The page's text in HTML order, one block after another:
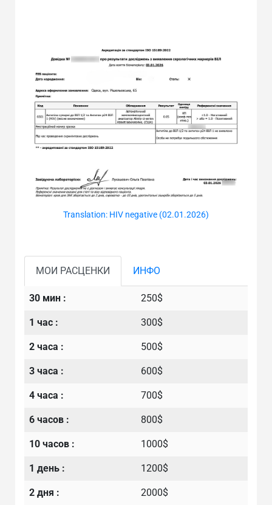
Translation: HIV negative (02.01.2026)
МОИ РАСЦЕНКИ ИНФО
30 мин : 250$
1 час : 300$
2 часа : 500$
3 часа : 600$
4 часа : 700$
6 часов : 800$
10 часов : 1000$
1 день : 1200$
2 дня : 2000$